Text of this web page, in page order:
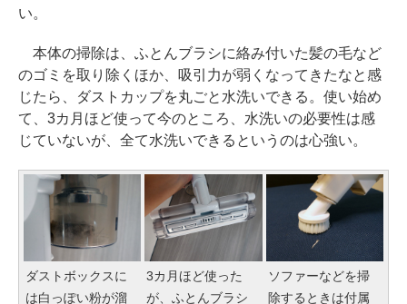
い。
本体の掃除は、ふとんブラシに絡み付いた髪の毛など
のゴミを取り除くほか、吸引力が弱くなってきたなと感
じたら、ダストカップを丸ごと水洗いできる。使い始め
て、3カ月ほど使って今のところ、水洗いの必要性は感
じていないが、全て水洗いできるというのは心強い。
ダストボックスに
は白っぽい粉が溜
3カ月ほど使った
が、ふとんブラシ
ソファーなどを掃
除するときは付属